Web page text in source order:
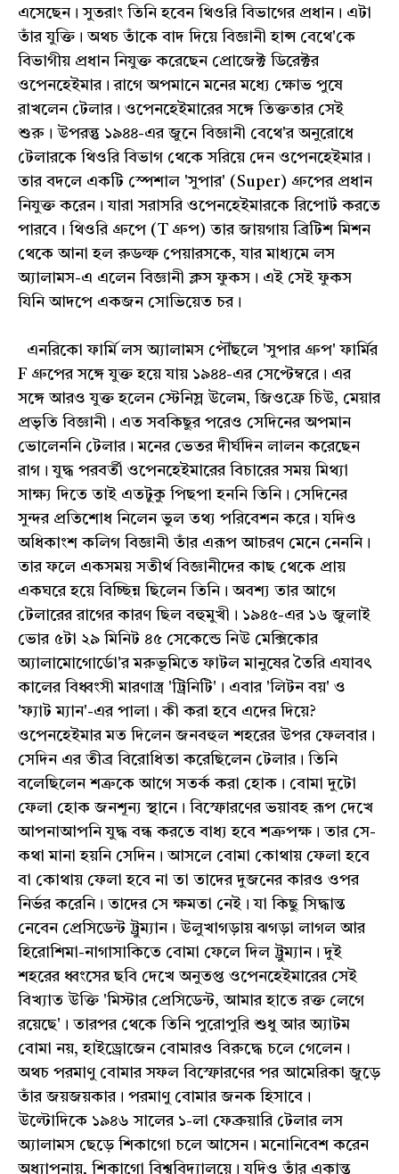
এসেছেন। সুতরাং তিনি হবেন থিওরি বিভাগের প্রধান। এটা
তাঁর যুক্তি। অথচ তাঁকে বাদ দিয়ে বিজ্ঞানী হান্স বেথে'কে
বিভাগীয় প্রধান নিযুক্ত করেছেন প্রোজেক্ট ডিরেক্টর
ওপেনহেইমার। রাগে অপমানে মনের মধ্যে ক্ষোভ পুষে
রাখলেন টেলার। ওপেনহেইমারের সঙ্গে তিক্ততার সেই
শুরু। উপরন্তু ১৯৪৪-এর জুনে বিজ্ঞানী বেথে'র অনুরোধে
টেলারকে থিওরি বিভাগ থেকে সরিয়ে দেন ওপেনহেইমার।
তার বদলে একটি স্পেশাল 'সুপার' (Super) গ্রুপের প্রধান
নিযুক্ত করেন। যারা সরাসরি ওপেনহেইমারকে রিপোর্ট করতে
পারবে। থিওরি গ্রুপে (T গ্রুপ) তার জায়গায় ব্রিটিশ মিশন
থেকে আনা হল রুডল্ফ পেয়ারসকে, যার মাধ্যমে লস
অ্যালামস-এ এলেন বিজ্ঞানী ক্লস ফুকস। এই সেই ফুকস
যিনি আদপে একজন সোভিয়েত চর।
এনরিকো ফার্মি লস অ্যালামস পৌঁছলে 'সুপার গ্রুপ' ফার্মির
F গ্রুপের সঙ্গে যুক্ত হয়ে যায় ১৯৪৪-এর সেপ্টেম্বরে। এর
সঙ্গে আরও যুক্ত হলেন স্টেনিস্ল উলেম, জিওফ্রে চিউ, মেয়ার
প্রভৃতি বিজ্ঞানী। এত সবকিছুর পরেও সেদিনের অপমান
ভোলেননি টেলার। মনের ভেতর দীর্ঘদিন লালন করেছেন
রাগ। যুদ্ধ পরবর্তী ওপেনহেইমারের বিচারের সময় মিথ্যা
সাক্ষ্য দিতে তাই এতটুকু পিছপা হননি তিনি। সেদিনের
সুন্দর প্রতিশোধ নিলেন ভুল তথ্য পরিবেশন করে। যদিও
অধিকাংশ কলিগ বিজ্ঞানী তাঁর এরূপ আচরণ মেনে নেননি।
তার ফলে একসময় সতীর্থ বিজ্ঞানীদের কাছ থেকে প্রায়
একঘরে হয়ে বিচ্ছিন্ন ছিলেন তিনি। অবশ্য তার আগে
টেলারের রাগের কারণ ছিল বহুমুখী। ১৯৪৫-এর ১৬ জুলাই
ভোর ৫টা ২৯ মিনিট ৪৫ সেকেন্ডে নিউ মেক্সিকোর
অ্যালামোগোর্ডো'র মরুভূমিতে ফাটল মানুষের তৈরি এযাবৎ
কালের বিধ্বংসী মারণাস্ত্র 'ট্রিনিটি'। এবার 'লিটন বয়' ও
'ফ্যাট ম্যান'-এর পালা। কী করা হবে এদের দিয়ে?
ওপেনহেইমার মত দিলেন জনবহুল শহরের উপর ফেলবার।
সেদিন এর তীব্র বিরোধিতা করেছিলেন টেলার। তিনি
বলেছিলেন শত্রুকে আগে সতর্ক করা হোক। বোমা দুটো
ফেলা হোক জনশূন্য স্থানে। বিস্ফোরণের ভয়াবহ রূপ দেখে
আপনাআপনি যুদ্ধ বন্ধ করতে বাধ্য হবে শত্রুপক্ষ। তার সে-
কথা মানা হয়নি সেদিন। আসলে বোমা কোথায় ফেলা হবে
বা কোথায় ফেলা হবে না তা তাদের দুজনের কারও ওপর
নির্ভর করেনি। তাদের সে ক্ষমতা নেই। যা কিছু সিদ্ধান্ত
নেবেন প্রেসিডেন্ট ট্রুম্যান। উলুখাগড়ায় ঝগড়া লাগল আর
হিরোশিমা-নাগাসাকিতে বোমা ফেলে দিল ট্রুম্যান। দুই
শহরের ধ্বংসের ছবি দেখে অনুতপ্ত ওপেনহেইমারের সেই
বিখ্যাত উক্তি 'মিস্টার প্রেসিডেন্ট, আমার হাতে রক্ত লেগে
রয়েছে'। তারপর থেকে তিনি পুরোপুরি শুধু আর অ্যাটম
বোমা নয়, হাইড্রোজেন বোমারও বিরুদ্ধে চলে গেলেন।
অথচ পরমাণু বোমার সফল বিস্ফোরণের পর আমেরিকা জুড়ে
তাঁর জয়জয়কার। পরমাণু বোমার জনক হিসাবে।
উল্টোদিকে ১৯৪৬ সালের ১-লা ফেব্রুয়ারি টেলার লস
অ্যালামস ছেড়ে শিকাগো চলে আসেন। মনোনিবেশ করেন
অধ্যাপনায়, শিকাগো বিশ্ববিদ্যালয়ে। যদিও তাঁর একান্ত